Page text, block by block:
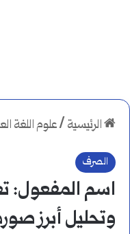
الرئيسية /علوم اللغة
الصرف
اسم المفعول:
وتحليل أبرز